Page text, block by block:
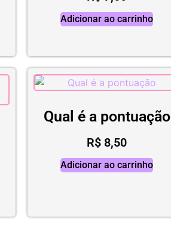
Adicionar ao carrinho
Qual é a pontuação
R$ 8,50
Adicionar ao carrinho